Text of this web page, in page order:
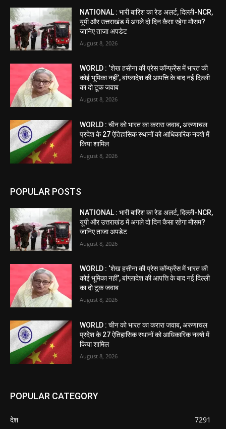
NATIONAL : भारी बारिश का रेड अलर्ट, दिल्ली-NCR,
यूपी और उत्तराखंड में अगले दो दिन कैसा रहेगा मौसम?
जानिए ताजा अपडेट
August 8, 2026
WORLD : ‘शेख हसीना की प्रेस कॉन्फ्रेंस में भारत की
कोई भूमिका नहीं’, बांग्लादेश की आपत्ति के बाद नई दिल्ली
का दो टूक जवाब
August 8, 2026
WORLD : चीन को भारत का करारा जवाब, अरुणाचल
प्रदेश के 27 ऐतिहासिक स्थानों को आधिकारिक नक्शे में
किया शामिल
August 8, 2026
POPULAR POSTS
NATIONAL : भारी बारिश का रेड अलर्ट, दिल्ली-NCR,
यूपी और उत्तराखंड में अगले दो दिन कैसा रहेगा मौसम?
जानिए ताजा अपडेट
August 8, 2026
WORLD : ‘शेख हसीना की प्रेस कॉन्फ्रेंस में भारत की
कोई भूमिका नहीं’, बांग्लादेश की आपत्ति के बाद नई दिल्ली
का दो टूक जवाब
August 8, 2026
WORLD : चीन को भारत का करारा जवाब, अरुणाचल
प्रदेश के 27 ऐतिहासिक स्थानों को आधिकारिक नक्शे में
किया शामिल
August 8, 2026
POPULAR CATEGORY
देश
7291